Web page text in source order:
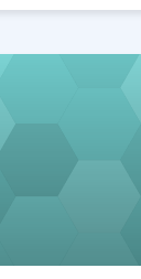
socios